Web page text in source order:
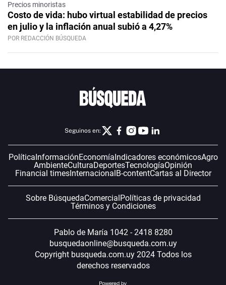
Precios minoristas
Costo de vida: hubo virtual estabilidad de precios
en julio y la inflación anual subió a 4,27%
POR REDACCIÓN BÚSQUEDA
Seguinos en:
PolíticaInformaciónEconomíaIndicadores económicosAgro
AmbienteCulturaDeportesTecnologíaOpinión
Financial timesInternacionalB-contentCartas al Director
Sobre BúsquedaComercialPolíticas de privacidad
Términos y Condiciones
Pablo de María 1042 - 2418 8280
busquedaonline@busqueda.com.uy
Copyright busqueda.com.uy 2024 Todos los
derechos reservados